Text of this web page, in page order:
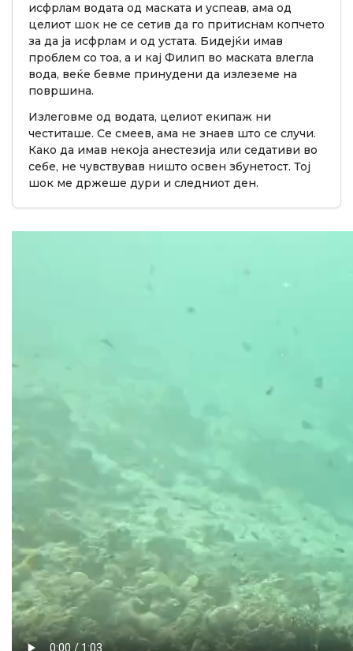
исфрлам водата од маската и успеав, ама од
целиот шок не се сетив да го притиснам копчето
за да ја исфрлам и од устата. Бидејќи имав
проблем со тоа, а и кај Филип во маската влегла
вода, веќе бевме принудени да излеземе на
површина.
Излеговме од водата, целиот екипаж ни
честиташе. Се смеев, ама не знаев што се случи.
Како да имав некоја анестезија или седативи во
себе, не чувствував ништо освен збунетост. Тој
шок ме држеше дури и следниот ден.